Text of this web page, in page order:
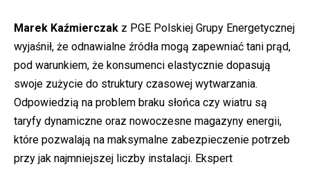
Marek Kaźmierczak z PGE Polskiej Grupy Energetycznej
wyjaśnił, że odnawialne źródła mogą zapewniać tani prąd,
pod warunkiem, że konsumenci elastycznie dopasują
swoje zużycie do struktury czasowej wytwarzania.
Odpowiedzią na problem braku słońca czy wiatru są
taryfy dynamiczne oraz nowoczesne magazyny energii,
które pozwalają na maksymalne zabezpieczenie potrzeb
przy jak najmniejszej liczby instalacji. Ekspert